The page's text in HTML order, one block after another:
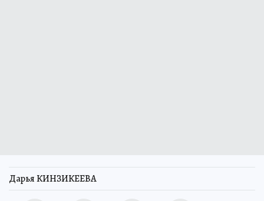
Дарья КИНЗИКЕЕВА